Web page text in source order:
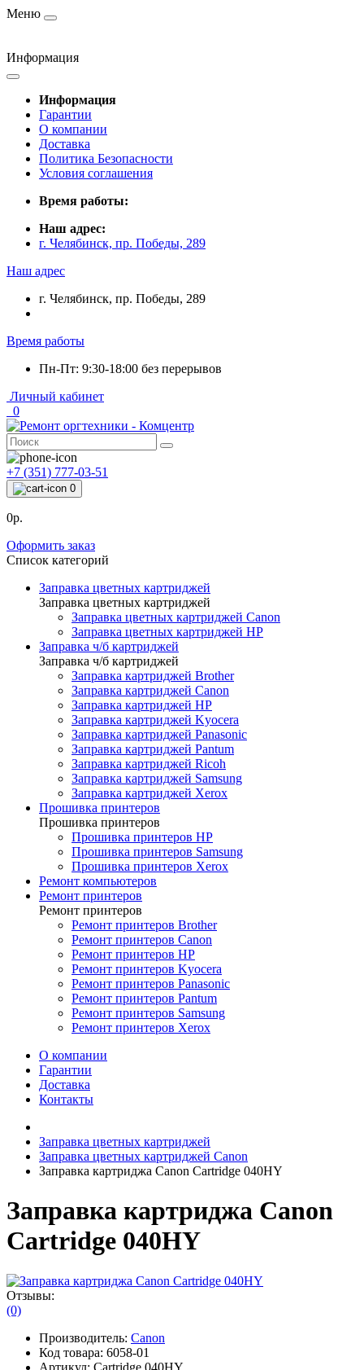
Меню
Информация
Информация
Гарантии
О компании
Доставка
Политика Безопасности
Условия соглашения
Время работы:
Наш адрес:
г. Челябинск, пр. Победы, 289
Наш адрес
г. Челябинск, пр. Победы, 289
Время работы
Пн-Пт: 9:30-18:00 без перерывов
Личный кабинет
0
+7 (351) 777-03-51
0
0р.
Оформить заказ
Список категорий
Заправка цветных картриджей
Заправка цветных картриджей
Заправка цветных картриджей Canon
Заправка цветных картриджей HP
Заправка ч/б картриджей
Заправка ч/б картриджей
Заправка картриджей Brother
Заправка картриджей Canon
Заправка картриджей HP
Заправка картриджей Kyocera
Заправка картриджей Panasonic
Заправка картриджей Pantum
Заправка картриджей Ricoh
Заправка картриджей Samsung
Заправка картриджей Xerox
Прошивка принтеров
Прошивка принтеров
Прошивка принтеров HP
Прошивка принтеров Samsung
Прошивка принтеров Xerox
Ремонт компьютеров
Ремонт принтеров
Ремонт принтеров
Ремонт принтеров Brother
Ремонт принтеров Canon
Ремонт принтеров HP
Ремонт принтеров Kyocera
Ремонт принтеров Panasonic
Ремонт принтеров Pantum
Ремонт принтеров Samsung
Ремонт принтеров Xerox
О компании
Гарантии
Доставка
Контакты
Заправка цветных картриджей
Заправка цветных картриджей Canon
Заправка картриджа Canon Cartridge 040HY
Заправка картриджа Canon
Cartridge 040HY
Отзывы:
(0)
Производитель: Canon
Код товара: 6058-01
Артикул: Cartridge 040HY